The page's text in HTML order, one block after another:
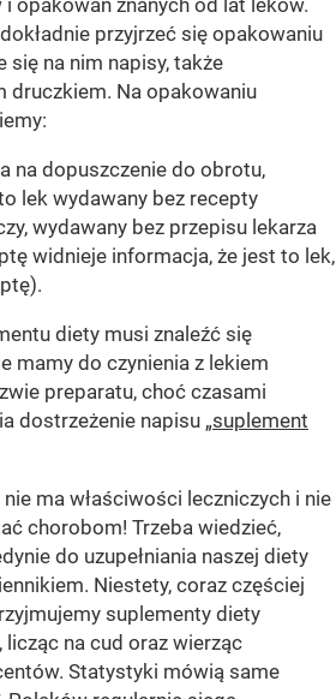
opakowań znanych od lat leków.
przyjrzeć się opakowaniu
się na nim napisy, także
druczkiem. Na opakowaniu
na dopuszczenie do obrotu,
lek wydawany bez recepty
wydawany bez przepisu lekarza
widnieje informacja, że jest to lek,
diety musi znaleźć się
mamy do czynienia z lekiem
preparatu, choć czasami
dostrzeżenie napisu „suplement
ma właściwości leczniczych i nie
chorobom! Trzeba wiedzieć,
do uzupełniania naszej diety
Niestety, coraz częściej
suplementy diety
na cud oraz wierząc
Statystyki mówią same